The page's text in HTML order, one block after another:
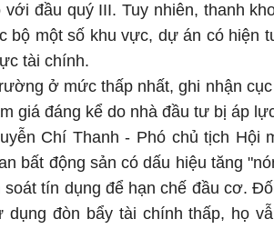
với đầu quý III. Tuy nhiên, thanh
bộ một số khu vực, dự án có hiện
tài chính.
ở mức thấp nhất, ghi nhận
giá đáng kể do nhà đầu tư bị áp
Chí Thanh - Phó chủ tịch Hội
bất động sản có dấu hiệu tăng
soát tín dụng để hạn chế đầu cơ.
dụng đòn bẩy tài chính thấp, họ